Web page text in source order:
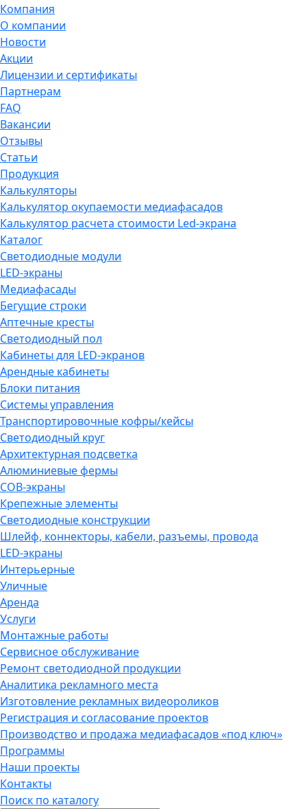
Компания
О компании
Новости
Акции
Лицензии и сертификаты
Партнерам
FAQ
Вакансии
Отзывы
Статьи
Продукция
Калькуляторы
Калькулятор окупаемости медиафасадов
Калькулятор расчета стоимости Led-экрана
Каталог
Светодиодные модули
LED-экраны
Медиафасады
Бегущие строки
Аптечные кресты
Светодиодный пол
Кабинеты для LED-экранов
Арендные кабинеты
Блоки питания
Системы управления
Транспортировочные кофры/кейсы
Светодиодный круг
Архитектурная подсветка
Алюминиевые фермы
COB-экраны
Крепежные элементы
Светодиодные конструкции
Шлейф, коннекторы, кабели, разъемы, провода
LED-экраны
Интерьерные
Уличные
Аренда
Услуги
Монтажные работы
Сервисное обслуживание
Ремонт светодиодной продукции
Аналитика рекламного места
Изготовление рекламных видеороликов
Регистрация и согласование проектов
Производство и продажа медиафасадов «под ключ»
Программы
Наши проекты
Контакты
Поиск по каталогу